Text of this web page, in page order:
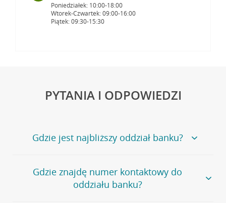
Poniedziałek: 10:00-18:00
Wtorek-Czwartek: 09:00-16:00
Piątek: 09:30-15:30
PYTANIA I ODPOWIEDZI
Gdzie jest najbliższy oddział banku?
Jeśli szukasz oddziału naszego banku, zapraszamy na
stronęPlacówki i bankomaty, na której znajduje się
wygodna wyszukiwarka.
Gdzie znajdę numer kontaktowy do
oddziału banku?